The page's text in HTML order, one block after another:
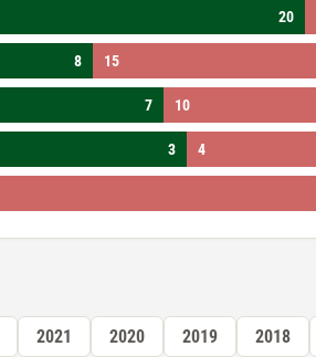
20
8 15
7 10
3 4
2021 2020 2019 2018